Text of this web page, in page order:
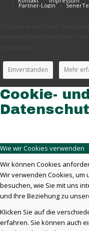
Partner-Login
Einverstanden Mehr
Cookie- und
Wie wir Cookies verwenden
Wir können Cookies
Wir verwenden Cookies, um
besuchen, wie Sie mit uns
und Ihre Beziehung zu
Klicken Sie auf die
erfahren. Sie können auch